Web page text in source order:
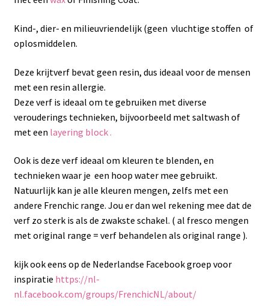
Kind-, dier- en milieuvriendelijk (geen vluchtige stoffen of
oplosmiddelen.
Deze krijtverf bevat geen resin, dus ideaal voor de mensen
met een resin allergie.
Deze verf is ideaal om te gebruiken met diverse
verouderings technieken, bijvoorbeeld met saltwash of
met een layering block .
Ook is deze verf ideaal om kleuren te blenden, en
technieken waar je een hoop water mee gebruikt.
Natuurlijk kan je alle kleuren mengen, zelfs met een
andere Frenchic range. Jou er dan wel rekening mee dat de
verf zo sterk is als de zwakste schakel. ( al fresco mengen
met original range = verf behandelen als original range ).
kijk ook eens op de Nederlandse Facebook groep voor
inspiratie https://nl-
nl.facebook.com/groups/FrenchicNL/about/